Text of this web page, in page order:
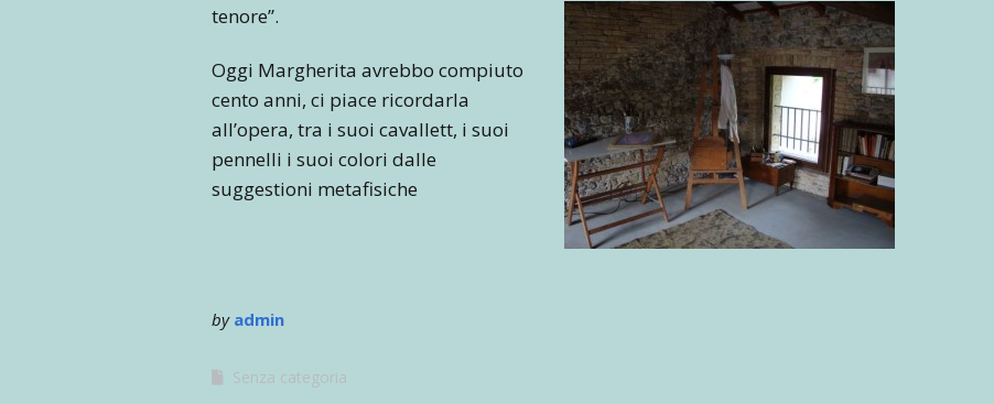
tenore”.
Oggi Margherita avrebbo compiuto
cento anni, ci piace ricordarla
all’opera, tra i suoi cavallett, i suoi
pennelli i suoi colori dalle
suggestioni metafisiche
by admin
Senza categoria